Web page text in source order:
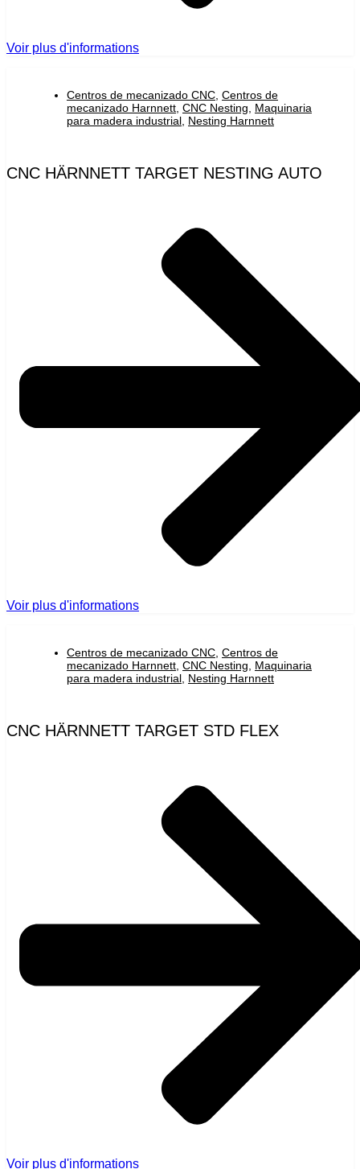
Voir plus d'informations
Centros de mecanizado CNC Centros de
mecanizado Harnnett CNC Nesting
Maquinaria
para madera industrial Nesting Harnnett
CNC HÄRNNETT TARGET NESTING AUTO
Voir plus d'informations
Centros de mecanizado CNC, Centros de
mecanizado Harnnett, CNC Nesting, Maquinaria
para madera industrial, Nesting Harnnett
CNC HÄRNNETT TARGET STD FLEX
Voir plus d'informations